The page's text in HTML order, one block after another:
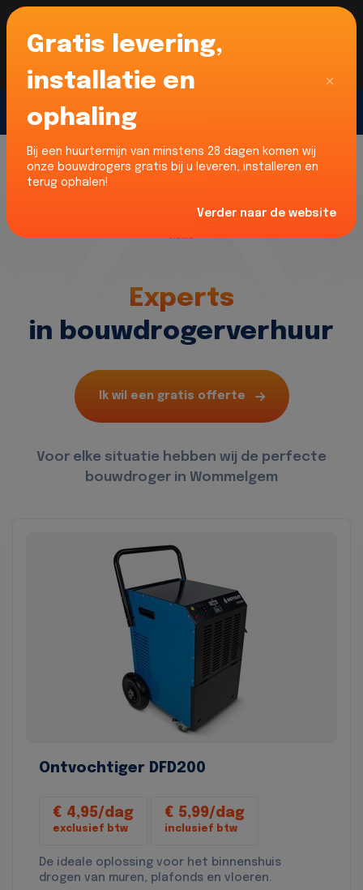
Voor onze Nederlandse klanten... Wij zijn maar
liefst 52% goedkoper dan verhuurders uit NL -
limburg en Noord-Brabant!
Home
Experts
in bouwdrogerverhuur
Ik wil een gratis offerte
Voor elke situatie hebben wij de perfecte
bouwdroger in Wommelgem
Ontvochtiger DFD200
€ 4,95/dag
exclusief btw
€ 5,99/dag
inclusief btw
De ideale oplossing voor het binnenshuis
drogen van muren, plafonds en vloeren.
Gratis levering,
installatie en
ophaling
Bij een huurtermijn van minstens 28 dagen komen wij
onze bouwdrogers gratis bij u leveren, installeren en
terug ophalen!
Verder naar de website